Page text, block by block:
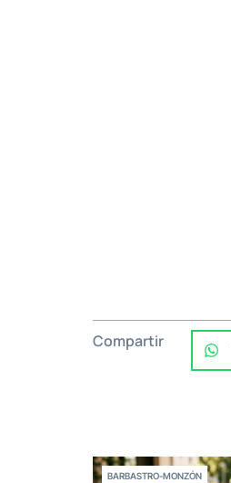
Compartir
BARBASTRO-MONZÓN